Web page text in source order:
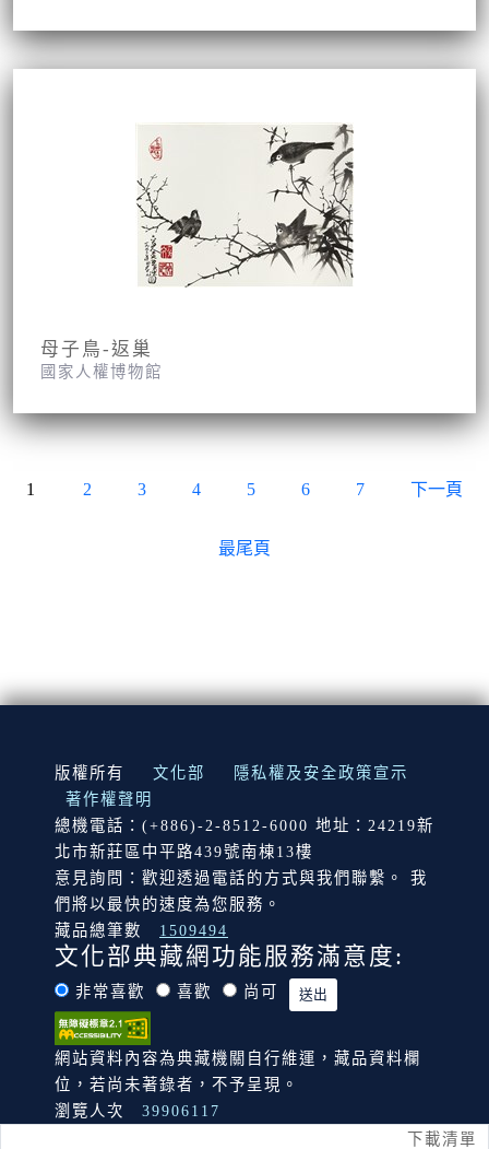
下載清單
母子鳥-返巢
國家人權博物館
1 2 3 4 5 6 7 下一頁
最尾頁
:::
版權所有 文化部
隱私權及安全政策宣示
著作權聲明
總機電話：(+886)-2-8512-6000 地址：24219新
北市新莊區中平路439號南棟13樓
意見詢問：歡迎透過電話的方式與我們聯繫。 我
們將以最快的速度為您服務。
藏品總筆數
1509494
文化部典藏網功能服務滿意度:
非常喜歡 喜歡 尚可
網站資料內容為典藏機關自行維運，藏品資料欄
位，若尚未著錄者，不予呈現。
瀏覽人次
39906117